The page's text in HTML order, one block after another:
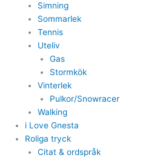
Simning
Sommarlek
Tennis
Uteliv
Gas
Stormkök
Vinterlek
Pulkor/Snowracer
Walking
i Love Gnesta
Roliga tryck
Citat & ordspråk